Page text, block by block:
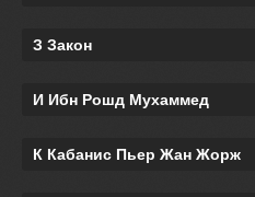
З Закон
И Ибн Рошд Мухаммед
К Кабанис Пьер Жан Жорж